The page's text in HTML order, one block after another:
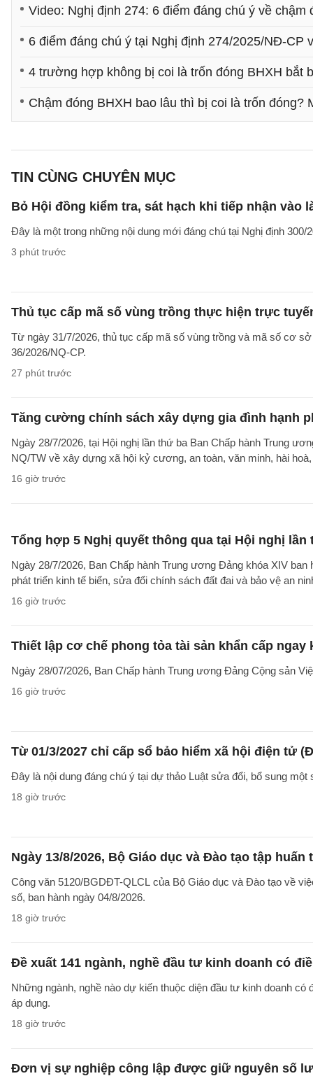
Video: Nghị định 274: 6 điểm đáng chú ý về chậm
6 điểm đáng chú ý tại Nghị định 274/2025/NĐ-CP
4 trường hợp không bị coi là trốn đóng BHXH bắt
Chậm đóng BHXH bao lâu thì bị coi là trốn đóng?
TIN CÙNG CHUYÊN MỤC
Bỏ Hội đồng kiểm tra, sát hạch khi tiếp nhận vào
Đây là một trong những nội dung mới đáng chú tại Nghị định
3 phút trước
Thủ tục cấp mã số vùng trồng thực hiện trực
Từ ngày 31/7/2026, thủ tục cấp mã số vùng trồng và mã số cơ
36/2026/NQ-CP.
27 phút trước
Tăng cường chính sách xây dựng gia đình hạnh
Ngày 28/7/2026, tại Hội nghị lần thứ ba Ban Chấp hành Trung
NQ/TW về xây dựng xã hội kỷ cương, an toàn, văn minh, hài
16 giờ trước
Tổng hợp 5 Nghị quyết thông qua tại Hội nghị
Ngày 28/7/2026, Ban Chấp hành Trung ương Đảng khóa XIV
phát triển kinh tế biển, sửa đổi chính sách đất đai và bảo vệ an
16 giờ trước
Thiết lập cơ chế phong tỏa tài sản khẩn cấp
Ngày 28/07/2026, Ban Chấp hành Trung ương Đảng Cộng sản
16 giờ trước
Từ 01/3/2027 chỉ cấp sổ bảo hiểm xã hội điện tử
Đây là nội dung đáng chú ý tại dự thảo Luật sửa đổi, bổ sung
18 giờ trước
Ngày 13/8/2026, Bộ Giáo dục và Đào tạo tập
Công văn 5120/BGDĐT-QLCL của Bộ Giáo dục và Đào tạo về
số, ban hành ngày 04/8/2026.
18 giờ trước
Đề xuất 141 ngành, nghề đầu tư kinh doanh có
Những ngành, nghề nào dự kiến thuộc diện đầu tư kinh doanh
áp dụng.
18 giờ trước
Đơn vị sự nghiệp công lập được giữ nguyên số